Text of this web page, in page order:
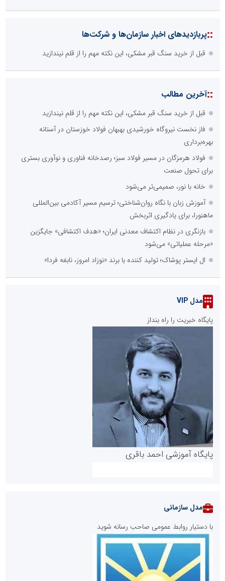
::پربازدیدهای اخبار سازمان‌ها و شرکت‌ها
قبل از خرید سنگ قبر مشکی، این نکته مهم را از قلم نیندازید
::آخرین مطالب
قبل از خرید سنگ قبر مشکی، این نکته مهم را از قلم نیندازید
فاز نخست نیروگاه خورشیدی بهبهان فولاد خوزستان در آستانه
بهره‌برداری
فولاد هرمزگان در مسیر فولاد سبز؛ رصدخانه فناوری و نوآوری بستری
برای تحول صنعت
خانه با نور، صمیمی‌تر می‌شود
آموزش زبان با نگاه روان‌شناختی؛ ترسیم مسیر آکادمی بین‌المللی
ماهنورا، برای یادگیری اثربخش
بازنگری در نظام اکتشاف معدنی ایران؛ «هدف اکتشافی» جایگزین
«مرحله عملیاتی» می‌شود
ال ایستر پوشاک؛ تولید کننده با برند «نوزاد امروز، نابغه فردا»
مدل VIP
پایگاه خبریت را راه بنداز
پایگاه آموزشی احمد باقری
مدل سازمانی
با دستیار روابط عمومی صاحب رسانه شوید